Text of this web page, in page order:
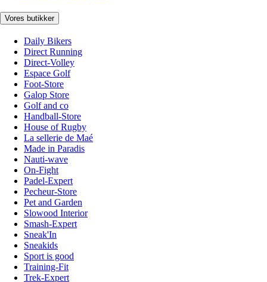
Vores butikker
Daily Bikers
Direct Running
Direct-Volley
Espace Golf
Foot-Store
Galop Store
Golf and co
Handball-Store
House of Rugby
La sellerie de Maé
Made in Paradis
Nauti-wave
On-Fight
Padel-Expert
Pecheur-Store
Pet and Garden
Slowood Interior
Smash-Expert
Sneak'In
Sneakids
Sport is good
Training-Fit
Trek-Expert